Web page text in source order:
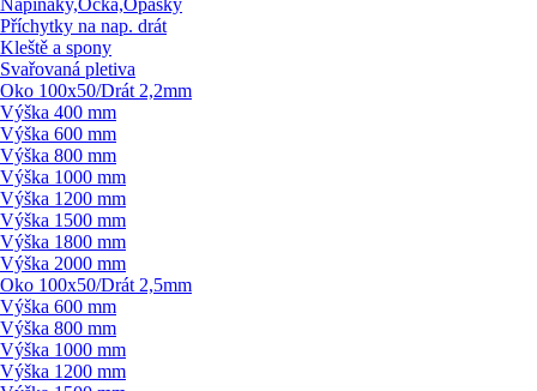
Napínáky,Očka,Opasky
Příchytky na nap. drát
Kleště a spony
Svařovaná pletiva
Oko 100x50/Drát 2,2mm
Výška 400 mm
Výška 600 mm
Výška 800 mm
Výška 1000 mm
Výška 1200 mm
Výška 1500 mm
Výška 1800 mm
Výška 2000 mm
Oko 100x50/Drát 2,5mm
Výška 600 mm
Výška 800 mm
Výška 1000 mm
Výška 1200 mm